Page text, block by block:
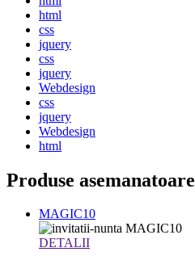
html
css
jquery
css
jquery
Webdesign
css
jquery
Webdesign
html
Produse asemanatoare
MAGIC10
DETALII